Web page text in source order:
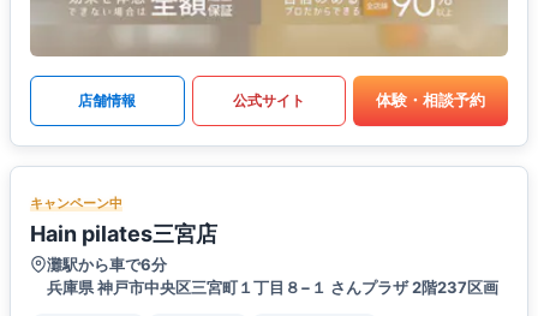
店舗情報 公式サイト 体験・相談予約
キャンペーン中
Hain pilates三宮店
灘駅から車で6分
兵庫県 神戸市中央区三宮町１丁目８−１ さんプラザ 2階237区画